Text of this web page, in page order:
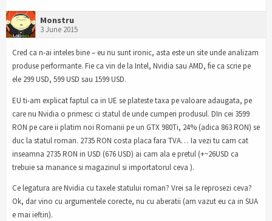
Monstru
3 June 2015
Cred ca n-ai inteles bine – eu nu sunt ironic, asta este un site unde analizam
produse performante. Fie ca vin de la Intel, Nvidia sau AMD, fie ca scrie pe
ele 299 USD, 599 USD sau 1599 USD.
EU ti-am explicat faptul ca in UE se plateste taxa pe valoare adaugata, pe
care nu Nvidia o primesc ci statul de unde cumperi produsul. DIn cei 3599
RON pe care ii platim noi Romanii pe un GTX 980Ti, 24% (adica 863 RON) se
duc la statul roman. 2735 RON costa placa fara TVA… Ia vezi tu cam cat
inseamna 2735 RON in USD (676 USD) ai cam ala e pretul (+~26USD ca
trebuie sa manance si magazinul si importatorul ceva ).
Ce legatura are Nvidia cu taxele statului roman? Vrei sa le reprosezi ceva?
Ok, dar vino cu argumentele corecte, nu cu aberatii (am vazut eu ca in SUA
e mai ieftin).